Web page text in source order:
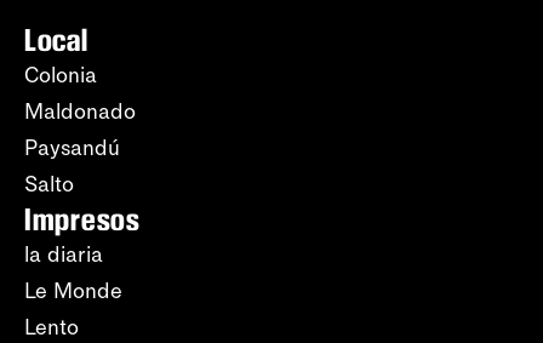
Local
Colonia
Maldonado
Paysandú
Salto
Impresos
la diaria
Le Monde
Lento